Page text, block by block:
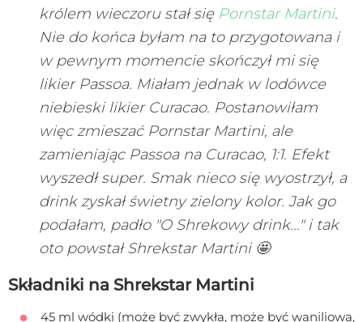
królem wieczoru stał się Pornstar Martini.
Nie do końca byłam na to przygotowana i
w pewnym momencie skończył mi się
likier Passoa. Miałam jednak w lodówce
niebieski likier Curacao. Postanowiłam
więc zmieszać Pornstar Martini, ale
zamieniając Passoa na Curacao, 1:1. Efekt
wyszedł super. Smak nieco się wyostrzył, a
drink zyskał świetny zielony kolor. Jak go
podałam, padło "O Shrekowy drink..." i tak
oto powstał Shrekstar Martini 🤩
Składniki na Shrekstar Martini
45 ml wódki (może być zwykła, może być waniliowa,